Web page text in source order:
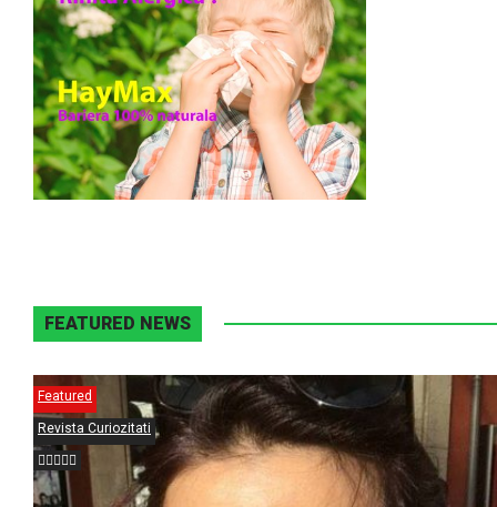
FEATURED NEWS
Featured
Revista Curiozitati